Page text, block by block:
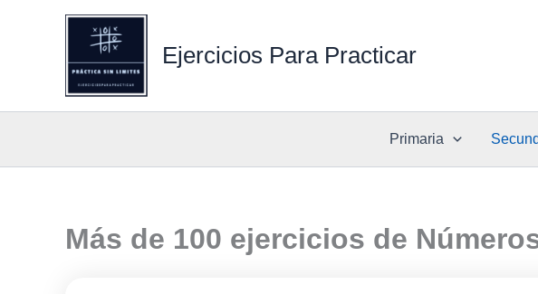
Ejercicios Para Practicar
Primaria
Más de 100 ejercicios de